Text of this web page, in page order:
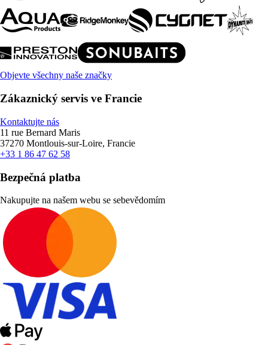
Objevte všechny naše značky
Zákaznický servis ve Francie
Kontaktujte nás
11 rue Bernard Maris
37270 Montlouis-sur-Loire, Francie
+33 1 86 47 62 58
Bezpečná platba
Nakupujte na našem webu se sebevědomím